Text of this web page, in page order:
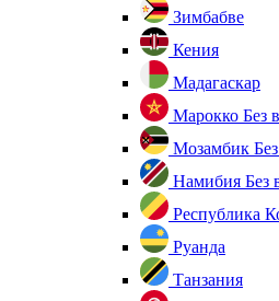
Зимбабве
Кения
Мадагаскар
Марокко Без
Мозамбик
Намибия Без
Республика
Руанда
Танзания